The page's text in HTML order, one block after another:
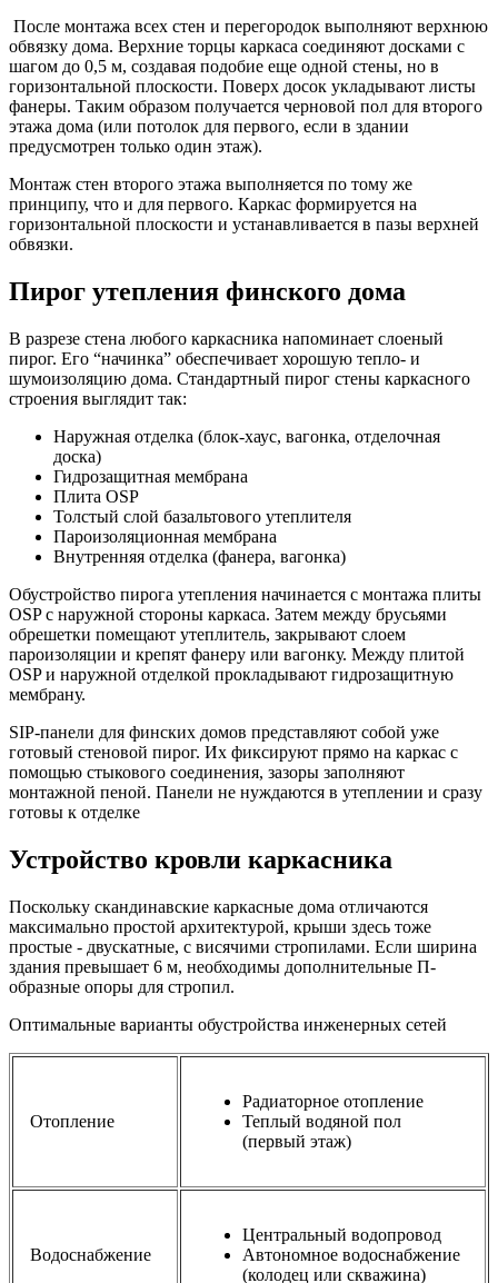
После монтажа всех стен и перегородок выполняют верхнюю
обвязку дома. Верхние торцы каркаса соединяют досками с
шагом до 0,5 м, создавая подобие еще одной стены, но в
горизонтальной плоскости. Поверх досок укладывают листы
фанеры. Таким образом получается черновой пол для второго
этажа дома (или потолок для первого, если в здании
предусмотрен только один этаж).
Монтаж стен второго этажа выполняется по тому же
принципу, что и для первого. Каркас формируется на
горизонтальной плоскости и устанавливается в пазы верхней
обвязки.
Пирог утепления финского дома
В разрезе стена любого каркасника напоминает слоеный
пирог. Его “начинка” обеспечивает хорошую тепло- и
шумоизоляцию дома. Стандартный пирог стены каркасного
строения выглядит так:
Наружная отделка (блок-хаус, вагонка, отделочная
доска)
Гидрозащитная мембрана
Плита OSP
Толстый слой базальтового утеплителя
Пароизоляционная мембрана
Внутренняя отделка (фанера, вагонка)
Обустройство пирога утепления начинается с монтажа плиты
OSP с наружной стороны каркаса. Затем между брусьями
обрешетки помещают утеплитель, закрывают слоем
пароизоляции и крепят фанеру или вагонку. Между плитой
OSP и наружной отделкой прокладывают гидрозащитную
мембрану.
SIP-панели для финских домов представляют собой уже
готовый стеновой пирог. Их фиксируют прямо на каркас с
помощью стыкового соединения, зазоры заполняют
монтажной пеной. Панели не нуждаются в утеплении и сразу
готовы к отделке
Устройство кровли каркасника
Поскольку скандинавские каркасные дома отличаются
максимально простой архитектурой, крыши здесь тоже
простые - двускатные, с висячими стропилами. Если ширина
здания превышает 6 м, необходимы дополнительные П-
образные опоры для стропил.
Оптимальные варианты обустройства инженерных сетей
Отопление
Радиаторное отопление
Теплый водяной пол
(первый этаж)
Водоснабжение
Центральный водопровод
Автономное водоснабжение
(колодец или скважина)